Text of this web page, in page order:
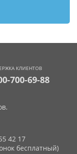
КЛИЕНТОВ
700-69-88
42 17
бесплатный)